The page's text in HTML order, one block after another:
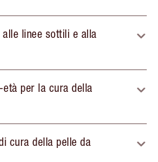
linee sottili e alla
per la cura della
cura della pelle da